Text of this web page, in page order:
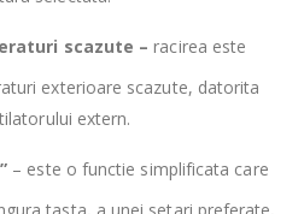
scazute –racirea este
exterioare scazute, datorita
extern.
– este o functie simplificata care